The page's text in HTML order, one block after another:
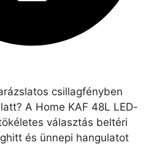
csillagfényben
A Home KAF 48L LED-
választás beltéri
és ünnepi hangulatot